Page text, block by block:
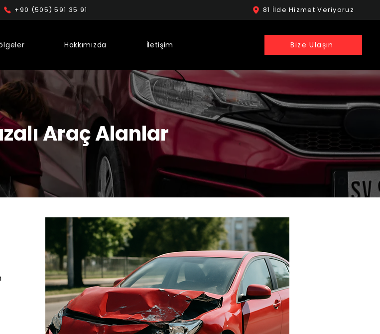
+90 (505) 591 35 91 81 İlde Hizmet Veriyoruz
Hakkımızda İletişim Bize Ulaşın
Araç Alanlar